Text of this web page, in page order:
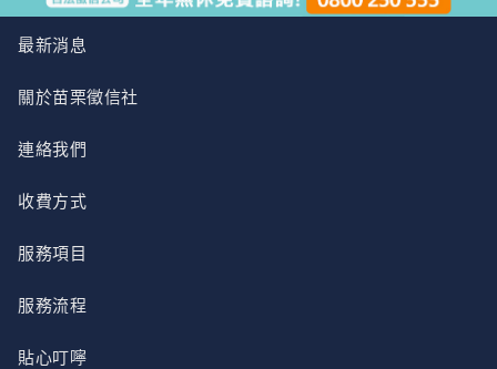
最新消息
關於苗栗徵信社
連絡我們
收費方式
服務項目
服務流程
貼心叮嚀